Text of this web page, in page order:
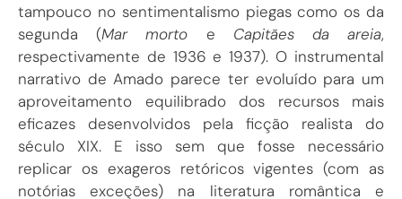
tampouco no sentimentalismo piegas como os da
segunda (Mar morto e Capitães da areia,
respectivamente de 1936 e 1937). O instrumental
narrativo de Amado parece ter evoluído para um
aproveitamento equilibrado dos recursos mais
eficazes desenvolvidos pela ficção realista do
século XIX. E isso sem que fosse necessário
replicar os exageros retóricos vigentes (com as
notórias exceções) na literatura romântica e